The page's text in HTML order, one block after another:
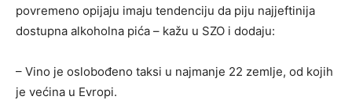
povremeno opijaju imaju tendenciju da piju najjeftinija
dostupna alkoholna pića – kažu u SZO i dodaju:
– Vino je oslobođeno taksi u najmanje 22 zemlje, od kojih
je većina u Evropi.